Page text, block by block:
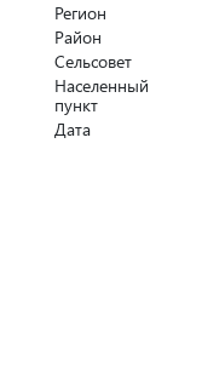
Регион
Район
Сельсовет
Населенный
пункт
Дата